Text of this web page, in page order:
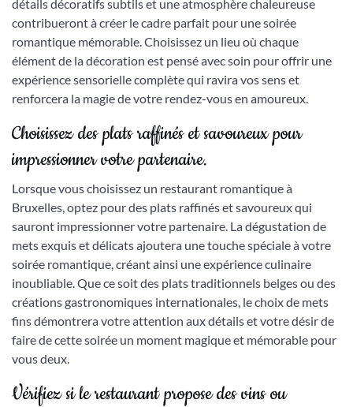
détails décoratifs subtils et une atmosphère chaleureuse
contribueront à créer le cadre parfait pour une soirée
romantique mémorable. Choisissez un lieu où chaque
élément de la décoration est pensé avec soin pour offrir une
expérience sensorielle complète qui ravira vos sens et
renforcera la magie de votre rendez-vous en amoureux.
Choisissez des plats raffinés et savoureux pour
impressionner votre partenaire.
Lorsque vous choisissez un restaurant romantique à
Bruxelles, optez pour des plats raffinés et savoureux qui
sauront impressionner votre partenaire. La dégustation de
mets exquis et délicats ajoutera une touche spéciale à votre
soirée romantique, créant ainsi une expérience culinaire
inoubliable. Que ce soit des plats traditionnels belges ou des
créations gastronomiques internationales, le choix de mets
fins démontrera votre attention aux détails et votre désir de
faire de cette soirée un moment magique et mémorable pour
vous deux.
Vérifiez si le restaurant propose des vins ou